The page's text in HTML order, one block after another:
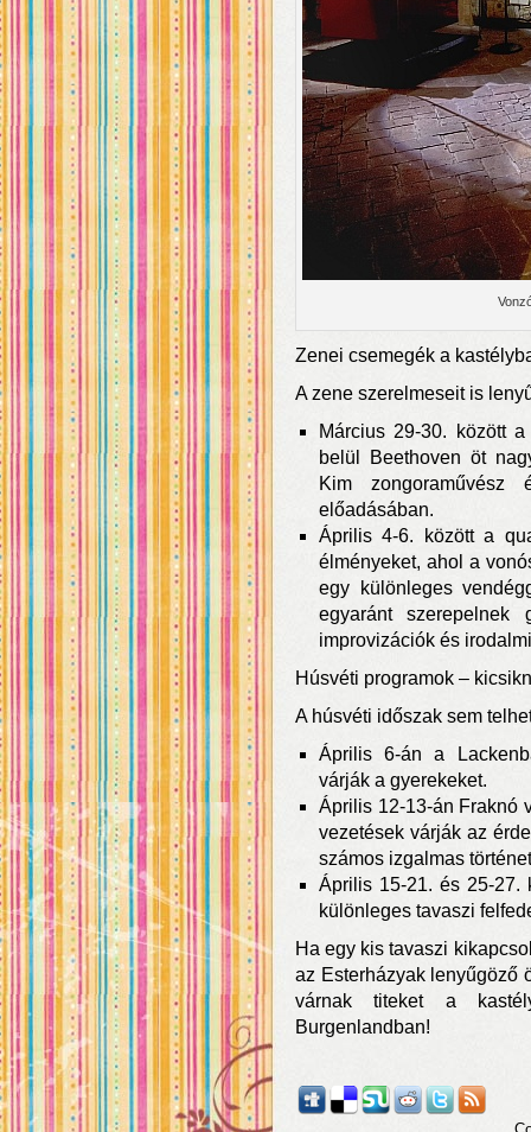
Zenei csemegék a
A zene szerelmeseit is
Március 29-30. között
belül Beethoven öt
Kim
előadásában.
Április 4-6. között a
élményeket, ahol a
egy különleges
egyaránt
improvizációk és
Húsvéti programok –
A húsvéti időszak sem
Április 6-án a
várják a gyerekeket.
Április 12-13-án Fraknó
vezetések várják az
számos izgalmas
Április 15-21. és 25-27.
különleges tavaszi
Ha egy kis tavaszi
az Esterházyak lenyűgöző
várnak titeket a
Burgenlandban!